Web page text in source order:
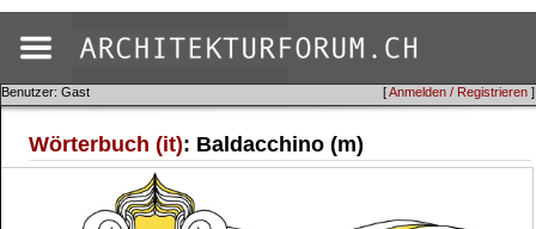
[Anmelden / Registrieren ]
Benutzer: Gast
Wörterbuch (it): Baldacchino (m)